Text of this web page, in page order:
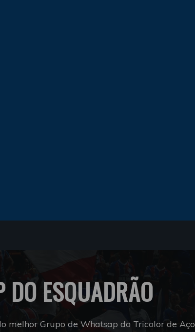
DO ESQUADRÃO
melhor Grupo de Whatsap do Tricolor de Aço